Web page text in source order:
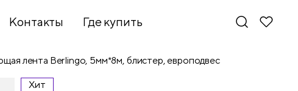
Контакты Где купить
лента Berlingo, 5мм*8м, блистер, европодвес
Хит